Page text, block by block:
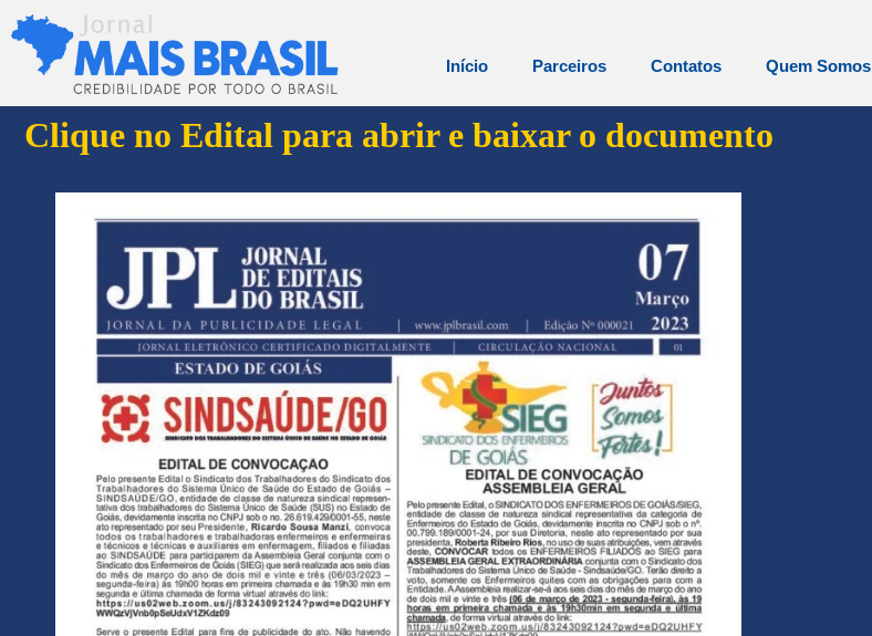
Início Parceiros Contatos Quem Somos
Clique no Edital para abrir e baixar o documento